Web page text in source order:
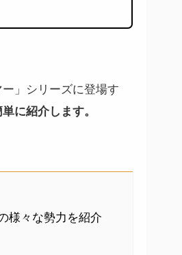
」シリーズに登場す
に紹介します。
様々な勢力を紹介